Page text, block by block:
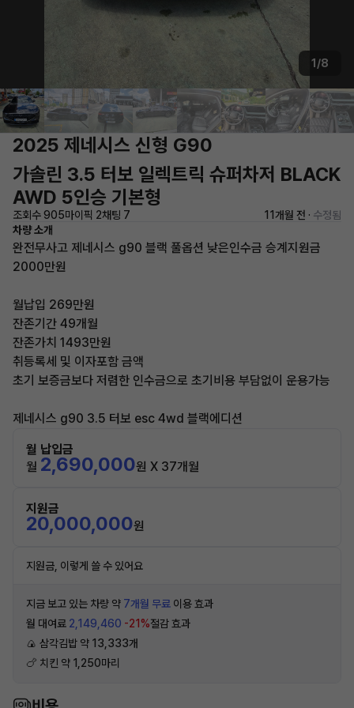
1/8
2025 제네시스 신형 G90
가솔린 3.5 터보 일렉트릭 슈퍼차저 BLACK
AWD 5인승 기본형
조회수 905마이픽 2채팅 7 11개월 전 · 수정됨
차량 소개
완전무사고 제네시스 g90 블랙 풀옵션 낮은인수금 승계지원금
2000만원
월납입 269만원
잔존기간 49개월
잔존가치 1493만원
취등록세 및 이자포함 금액
초기 보증금보다 저렴한 인수금으로 초기비용 부담없이 운용가능
제네시스 g90 3.5 터보 esc 4wd 블랙에디션
월 납입금
월 2,690,000원 X 37개월
지원금
20,000,000원
지원금, 이렇게 쓸 수 있어요
지금 보고 있는 차량 약 7개월 무료 이용 효과
월 대여료 2,149,460 -21%절감 효과
🍙 삼각김밥 약 13,333개
🍗 치킨 약 1,250마리